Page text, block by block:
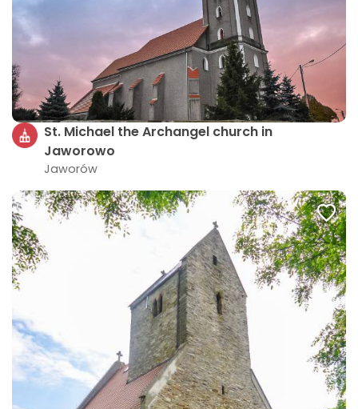
St. Michael the Archangel church in
Jaworowo
Jaworów